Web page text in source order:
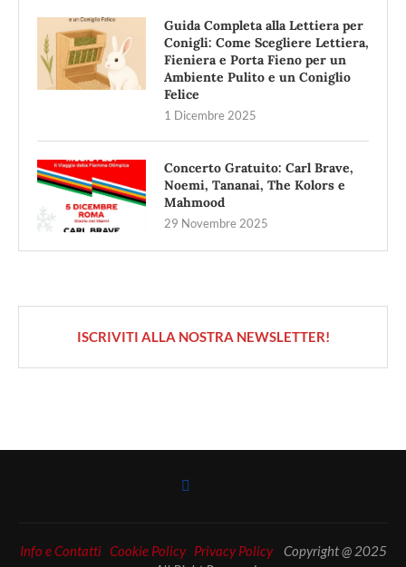
Guida Completa alla Lettiera per
Conigli: Come Scegliere Lettiera,
Fieniera e Porta Fieno per un
Ambiente Pulito e un Coniglio
Felice
1 Dicembre 2025
Concerto Gratuito: Carl Brave,
Noemi, Tananai, The Kolors e
Mahmood
29 Novembre 2025
ISCRIVITI ALLA NOSTRA NEWSLETTER!
Info e Contatti Cookie Policy Privacy PolicyCopyright @ 2025